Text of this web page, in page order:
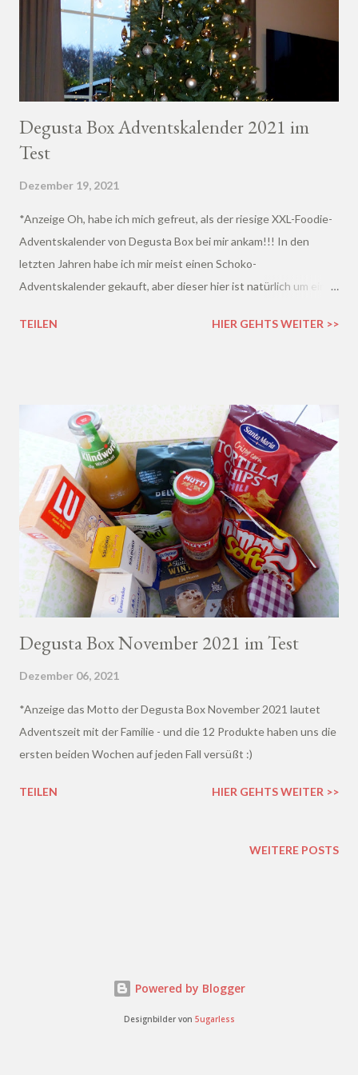
Degusta Box Adventskalender 2021 im
Test
Dezember 19, 2021
*Anzeige Oh, habe ich mich gefreut, als der riesige XXL-Foodie-
Adventskalender von Degusta Box bei mir ankam!!! In den
letzten Jahren habe ich mir meist einen Schoko-
Adventskalender gekauft, aber dieser hier ist natürlich um ein
TEILEN
HIER GEHTS WEITER >>
Degusta Box November 2021 im Test
Dezember 06, 2021
*Anzeige das Motto der Degusta Box November 2021 lautet
Adventszeit mit der Familie - und die 12 Produkte haben uns die
ersten beiden Wochen auf jeden Fall versüßt :)
TEILEN HIER GEHTS WEITER >>
WEITERE POSTS
Powered by Blogger
Designbilder von 5ugarless